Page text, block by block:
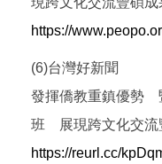
https://
(6)台灣好新聞
發揮僑教重鎮優勢
班 展現跨文化交流
https://reurl.cc/